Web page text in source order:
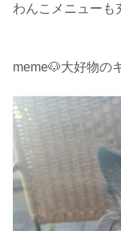
わんこメニューも
meme🐶大好物の